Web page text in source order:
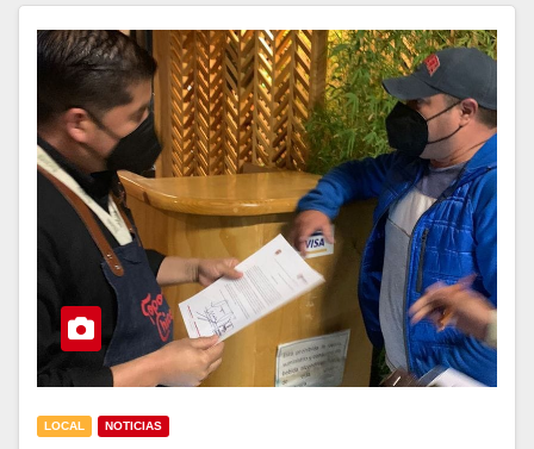
LOCAL NOTICIAS